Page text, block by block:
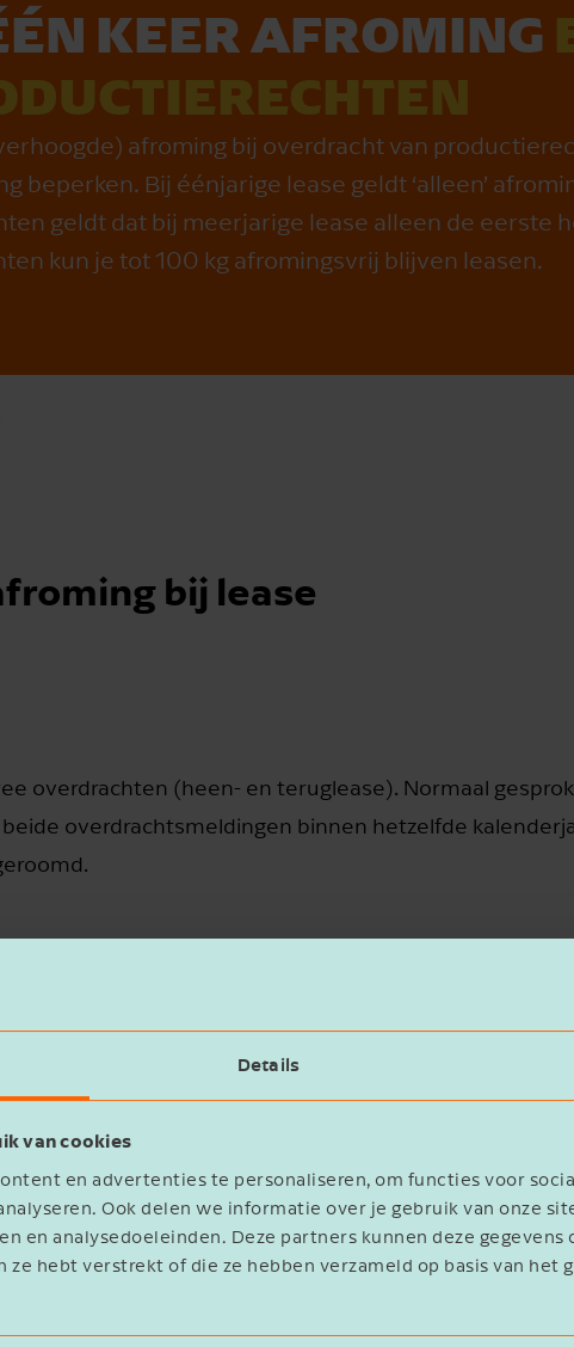
Details
van cookies
en advertenties te personaliseren, om functies voor
Ook delen we informatie over je gebruik van onze
en analysedoeleinden. Deze partners kunnen deze
ze hebt verstrekt of die ze hebben verzameld op basis van het
KEER AFROMING
afroming bij overdracht van
beperken. Bij éénjarige lease geldt ‘alleen’
geldt dat bij meerjarige lease alleen de eerste
kun je tot 100 kg afromingsvrij blijven leasen.
bij lease
overdrachten (heen- en teruglease). Normaal
overdrachtsmeldingen binnen hetzelfde
meerdere jaren leasen met een eenmalige
heen- en teruglease, maar alleen in het eerste
daarna wordt er niet meer afgeroomd, mits je dit
kg)
afromingsvrij te leasen blijft bestaan. Deze